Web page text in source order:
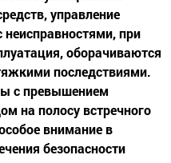
управление
при
оборачиваются
последствиями.
с превышением
на полосу встречного
внимание в
безопасности